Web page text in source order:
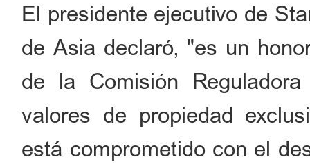
El presidente ejecutivo de
de Asia declaró, "es un
de la Comisión
valores de propiedad
está comprometido con el